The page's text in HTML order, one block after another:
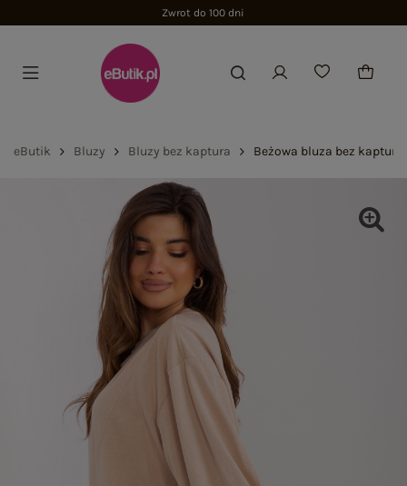
Zwrot do 100 dni
eButik Bluzy Bluzy bez kaptura Beżowa bluza bez